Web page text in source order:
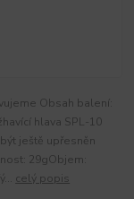
Obsah balení:
hlava SPL-10
ještě upřesněn
29gObjem:
celý popis